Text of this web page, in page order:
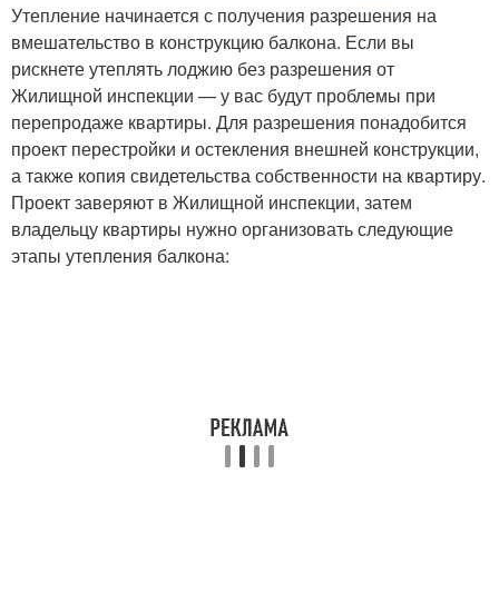
Утепление начинается с получения разрешения на
вмешательство в конструкцию балкона. Если вы
рискнете утеплять лоджию без разрешения от
Жилищной инспекции — у вас будут проблемы при
перепродаже квартиры. Для разрешения понадобится
проект перестройки и остекления внешней конструкции,
а также копия свидетельства собственности на квартиру.
Проект заверяют в Жилищной инспекции, затем
владельцу квартиры нужно организовать следующие
этапы утепления балкона: